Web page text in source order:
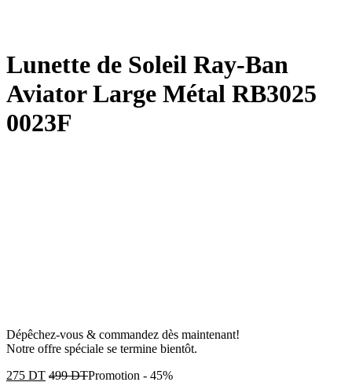
Lunette de Soleil Ray-Ban
Aviator Large Métal RB3025
0023F
Dépêchez-vous & commandez dès maintenant!
Notre offre spéciale se termine bientôt.
275 DT 499DTPromotion - 45%